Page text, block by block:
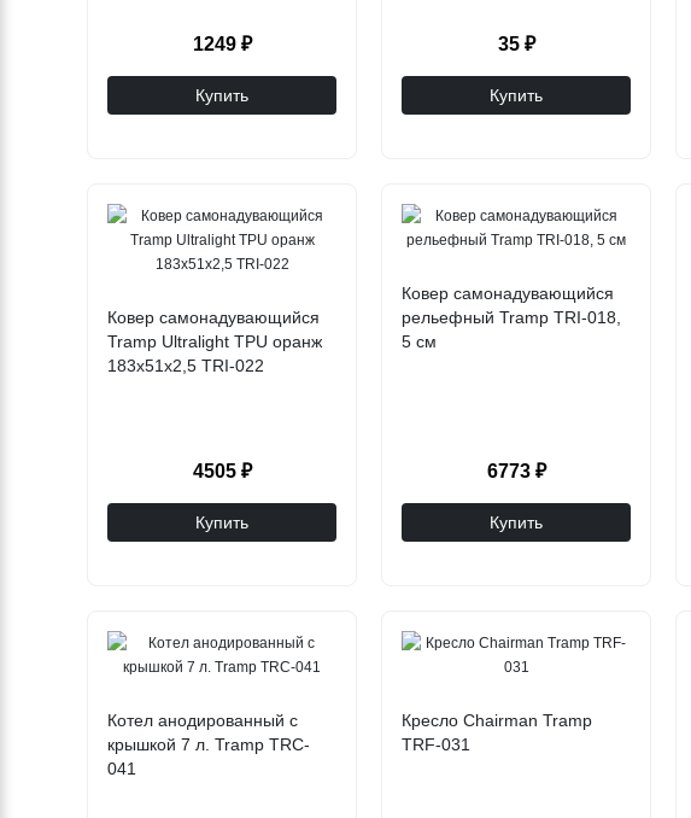
1249 ₽
Купить
35 ₽
Купить
Ковер самонадувающийся
Tramp Ultralight TPU оранж
183х51х2,5 TRI-022
4505 ₽
Купить
Ковер самонадувающийся
рельефный Tramp TRI-018,
5 см
6773 ₽
Купить
Котел анодированный с
крышкой 7 л. Tramp TRC-
041
Кресло Chairman Tramp
TRF-031